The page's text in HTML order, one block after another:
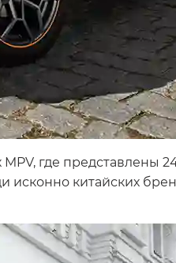
где представлены
исконно китайских